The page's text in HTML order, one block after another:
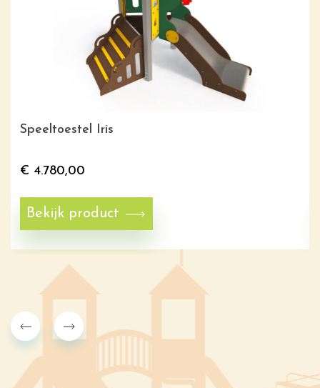
Speeltoestel Iris
€ 4.780,00
Bekijk product